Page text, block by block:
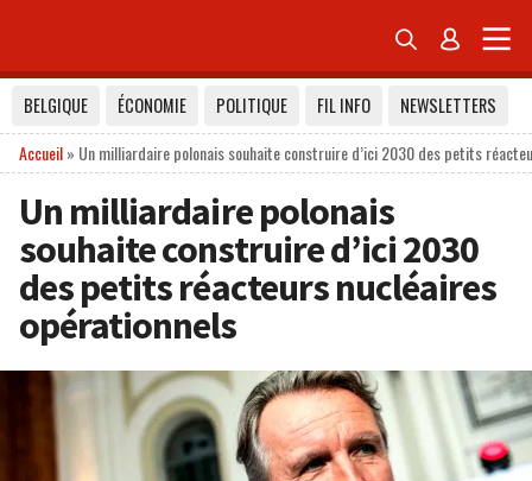
 
BELGIQUE ÉCONOMIE POLITIQUE FIL INFO
NEWSLETTERS
Accueil» Un milliardaire polonais souhaite construire d’ici 2030 des petits
Un milliardaire polonais
souhaite construire d’ici 2030
des petits réacteurs nucléaires
opérationnels